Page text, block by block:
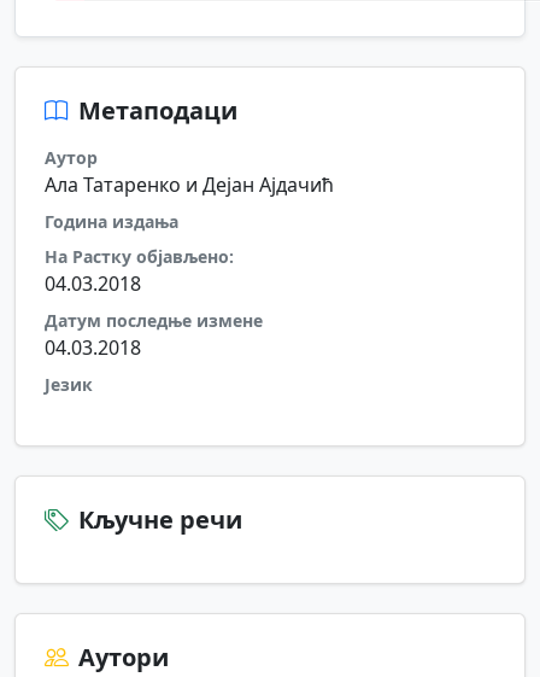
Метаподаци
Аутор
Ала Татаренко и Дејан Ајдачић
Година издања
На Растку објављено:
04.03.2018
Датум последње измене
04.03.2018
Језик
Кључне речи
Аутори